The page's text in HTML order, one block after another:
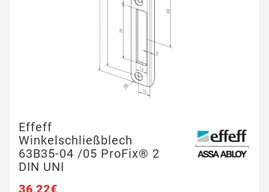
Effeff
Winkelschließblech
63B35-04 /05 ProFix® 2
DIN UNI